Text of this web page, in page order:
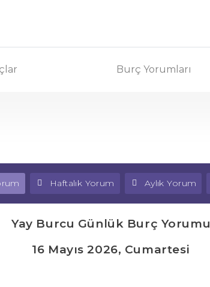
Burç Yorumları
Haftalık Yorum Aylık Yorum
Yay Burcu Günlük Burç Yorumu
16 Mayıs 2026, Cumartesi